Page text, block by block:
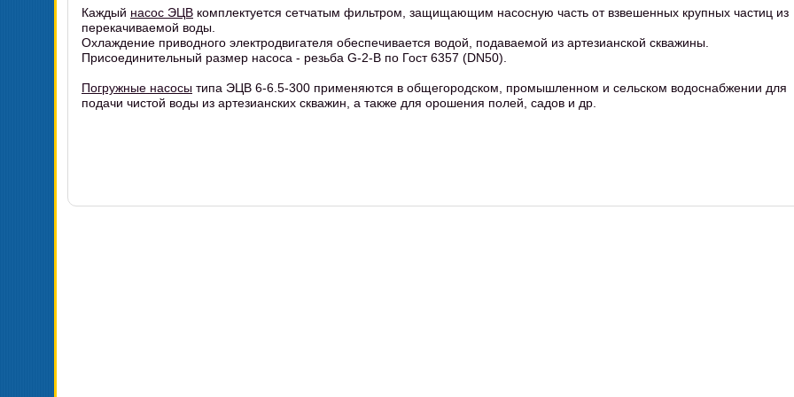
Каждый насос ЭЦВ комплектуется сетчатым фильтром, защищающим насосную часть от взвешенных крупных частиц из
перекачиваемой воды.
Охлаждение приводного электродвигателя обеспечивается водой, подаваемой из артезианской скважины.
Присоединительный размер насоса - резьба G-2-B по Гост 6357 (DN50).
Погружные насосы типа ЭЦВ 6-6.5-300 применяются в общегородском, промышленном и сельском водоснабжении для
подачи чистой воды из артезианских скважин, а также для орошения полей, садов и др.